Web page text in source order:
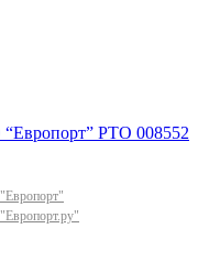
РТО 008552